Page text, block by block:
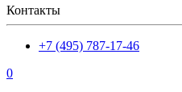
Контакты
+7 (495) 787-17-46
0